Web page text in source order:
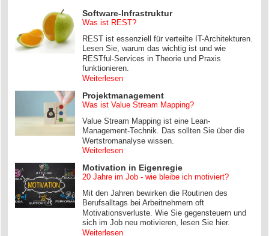
Software-Infrastruktur
Was ist REST?
REST ist essenziell für verteilte IT-Architekturen.
Lesen Sie, warum das wichtig ist und wie
RESTful-Services in Theorie und Praxis
funktionieren.
Weiterlesen
Projektmanagement
Was ist Value Stream Mapping?
Value Stream Mapping ist eine Lean-
Management-Technik. Das sollten Sie über die
Wertstromanalyse wissen.
Weiterlesen
Motivation in Eigenregie
20 Jahre im Job - wie bleibe ich motiviert?
Mit den Jahren bewirken die Routinen des
Berufsalltags bei Arbeitnehmern oft
Motivationsverluste. Wie Sie gegensteuern und
sich im Job neu motivieren, lesen Sie hier.
Weiterlesen